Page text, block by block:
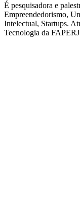
É pesquisadora e
Empreendedorismo,
Intelectual, Startups.
Tecnologia da FAPERJ